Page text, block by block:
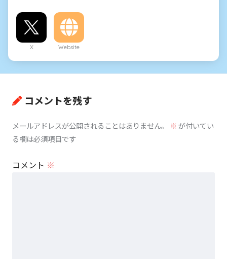
X Website
コメントを残す
メールアドレスが公開されることはありません。 ※が付いてい
る欄は必須項目です
コメント ※